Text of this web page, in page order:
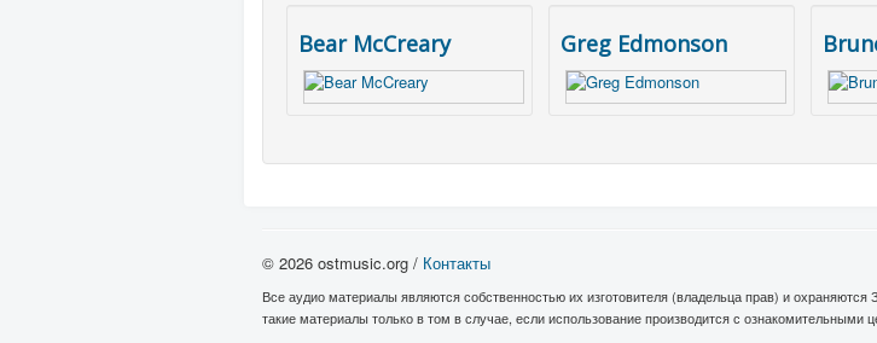
Bear McCreary Greg Edmonson
© 2026 ostmusic.org / Контакты
Все аудио материалы являются собственностью их изготовителя (владельца прав) и
такие материалы только в том в случае, если использование производится с